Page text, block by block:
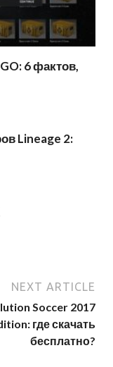
6 фактов,
Lineage 2:
NEXT ARTICLE
Soccer 2017
где скачать
бесплатно?